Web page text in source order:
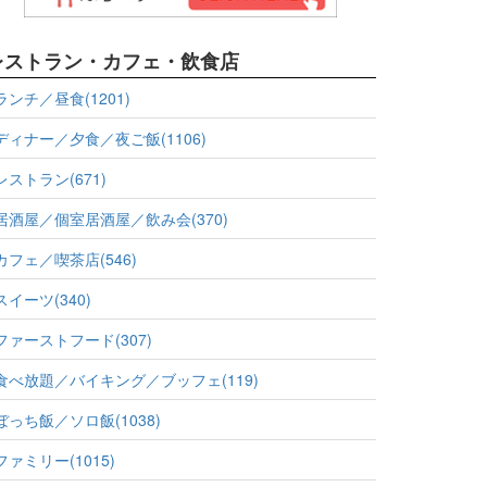
トラン・カフェ・飲食店
ンチ／昼食(1201)
ィナー／夕食／夜ご飯(1106)
ストラン(671)
酒屋／個室居酒屋／飲み会(370)
フェ／喫茶店(546)
イーツ(340)
ァーストフード(307)
べ放題／バイキング／ブッフェ(119)
っち飯／ソロ飯(1038)
ァミリー(1015)